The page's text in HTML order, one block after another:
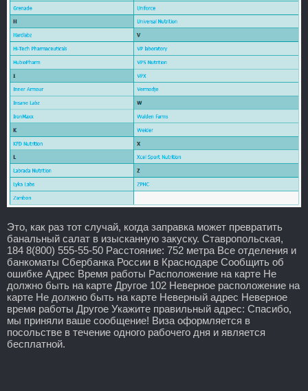
Это, как раз тот случай, когда заправка может превратить
банальный салат в изысканную закуску. Ставропольская,
184 8(800) 555-55-50 Расстояние: 752 метра Все отделения и
банкоматы Сбербанка России в Краснодаре Сообщить об
ошибке Адрес Время работы Расположение на карте Не
должно быть на карте Другое 102 Неверное расположение на
карте Не должно быть на карте Неверный адрес Неверное
время работы Другое Укажите правильный адрес: Спасибо,
мы приняли ваше сообщение! Виза оформляется в
посольстве в течение одного рабочего дня и является
бесплатной.